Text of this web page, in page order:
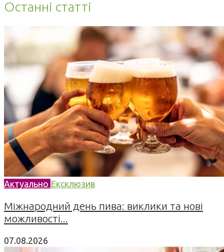
Останні статті
Актуально Ексклюзив
Міжнародний день пива: виклики та нові
можливості...
07.08.2026